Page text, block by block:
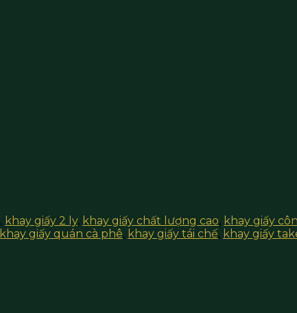
, khay giấy 2 ly, khay giấy chất lượng cao, khay giấy
khay giấy quán cà phê, khay giấy tái chế, khay giấy